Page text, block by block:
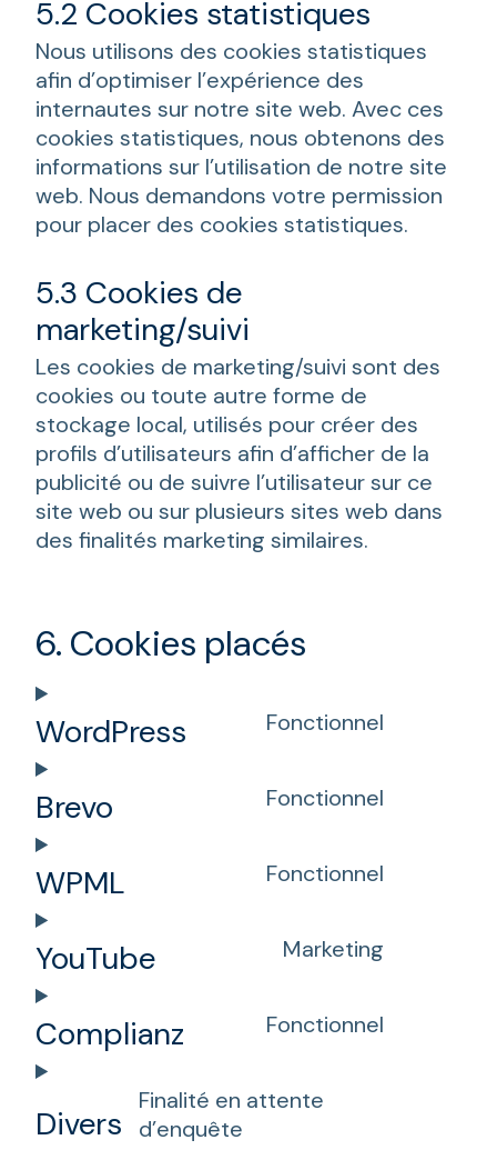
5.2 Cookies statistiques
Nous utilisons des cookies statistiques
afin d’optimiser l’expérience des
internautes sur notre site web. Avec ces
cookies statistiques, nous obtenons des
informations sur l’utilisation de notre site
web. Nous demandons votre permission
pour placer des cookies statistiques.
5.3 Cookies de
marketing/suivi
Les cookies de marketing/suivi sont des
cookies ou toute autre forme de
stockage local, utilisés pour créer des
profils d’utilisateurs afin d’afficher de la
publicité ou de suivre l’utilisateur sur ce
site web ou sur plusieurs sites web dans
des finalités marketing similaires.
6. Cookies placés
WordPress Fonctionnel
Brevo Fonctionnel
WPML Fonctionnel
YouTube Marketing
Complianz Fonctionnel
Divers
Finalité en attente
d’enquête